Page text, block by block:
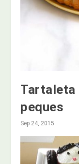
Tartaleta
peques
Sep 24, 2015